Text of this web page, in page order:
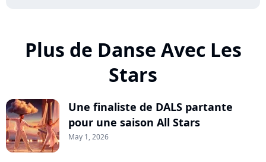
Plus de Danse Avec Les
Stars
Une finaliste de DALS partante
pour une saison All Stars
May 1, 2026